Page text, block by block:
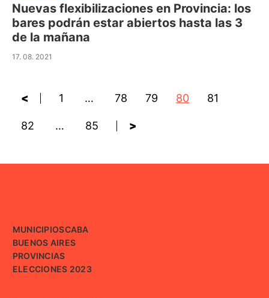
Nuevas flexibilizaciones en Provincia: los
bares podrán estar abiertos hasta las 3
de la mañana
17. 08. 2021
< 1 … 78 79 80 81
82 … 85 >
MUNICIPIOSCABA
BUENOS AIRES
PROVINCIAS
ELECCIONES 2023